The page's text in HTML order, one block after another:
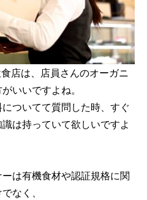
店は、店員さんのオーガニ
いいですよね。
ついてて質問した時、すぐ
は持っていて欲しいですよ
は有機食材や認証規格に関
なく、